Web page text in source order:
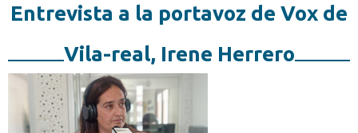
Entrevista a la portavoz de Vox de
Vila-real, Irene Herrero